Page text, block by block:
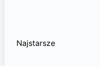
Najstarsze